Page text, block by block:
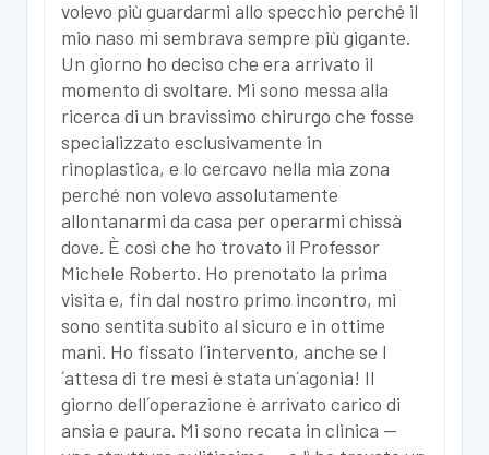
volevo più guardarmi allo specchio perché il
mio naso mi sembrava sempre più gigante.
Un giorno ho deciso che era arrivato il
momento di svoltare. Mi sono messa alla
ricerca di un bravissimo chirurgo che fosse
specializzato esclusivamente in
rinoplastica, e lo cercavo nella mia zona
perché non volevo assolutamente
allontanarmi da casa per operarmi chissà
dove. È così che ho trovato il Professor
Michele Roberto. Ho prenotato la prima
visita e, fin dal nostro primo incontro, mi
sono sentita subito al sicuro e in ottime
mani. Ho fissato l´intervento, anche se l
´attesa di tre mesi è stata un´agonia! Il
giorno dell´operazione è arrivato carico di
ansia e paura. Mi sono recata in clinica —